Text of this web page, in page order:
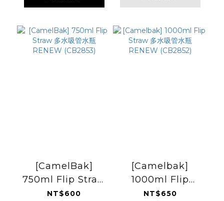
[CamelBak]
750ml Flip Straw
多水吸管水瓶
NT$600
[Camelbak]
1000ml Flip
Straw 多水吸管水
NT$650